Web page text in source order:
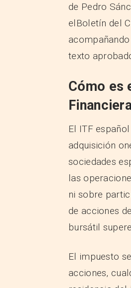
de Pedro
elBoletín del
texto
Cómo es
El ITF
adquisición
sociedades
las
ni sobre
de acciones
bursátil
El impuesto
acciones,